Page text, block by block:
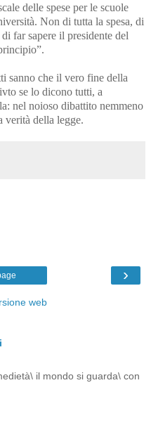
delle spese per le scuole
Non di tutta la spesa, di
far sapere il presidente del
sanno che il vero fine della
se lo dicono tutti, a
nel noioso dibattito nemmeno
verità della legge.
›
web
il mondo si guarda\ con